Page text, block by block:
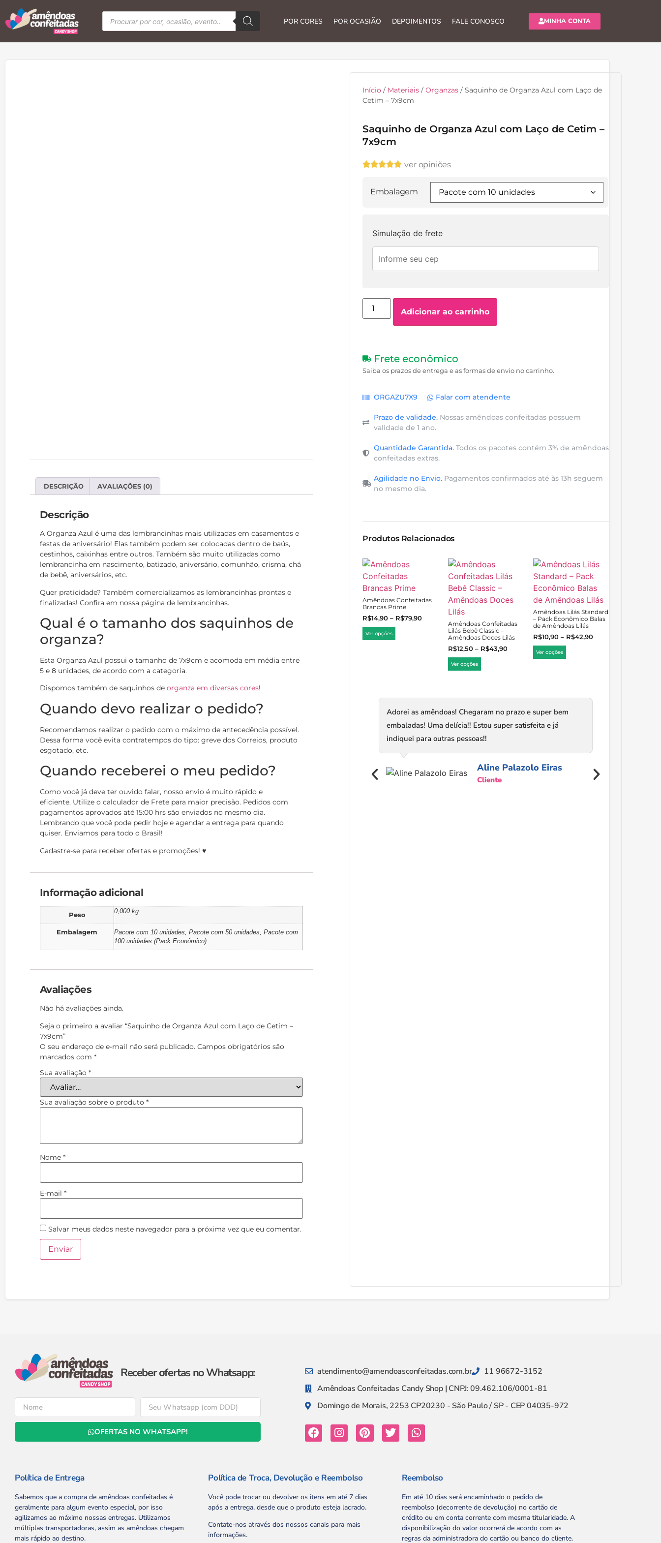
POR CORES POR OCASIÃO DEPOIMENTOS FALE CONOSCO MINHA CONTA
DESCRIÇÃO AVALIAÇÕES (0)
Descrição
A Organza Azul é uma das lembrancinhas mais utilizadas em casamentos e
festas de aniversário! Elas também podem ser colocadas dentro de baús,
cestinhos, caixinhas entre outros. Também são muito utilizadas como
lembrancinha em nascimento, batizado, aniversário, comunhão, crisma, chá
de bebê, aniversários, etc.
Quer praticidade? Também comercializamos as lembrancinhas prontas e
finalizadas! Confira em nossa página de lembrancinhas.
Qual é o tamanho dos saquinhos de
organza?
Esta Organza Azul possui o tamanho de 7x9cm e acomoda em média entre
5 e 8 unidades, de acordo com a categoria.
Dispomos também de saquinhos de organza em diversas cores!
Quando devo realizar o pedido?
Recomendamos realizar o pedido com o máximo de antecedência possível.
Dessa forma você evita contratempos do tipo: greve dos Correios, produto
esgotado, etc.
Quando receberei o meu pedido?
Como você já deve ter ouvido falar, nosso envio é muito rápido e
eficiente. Utilize o calculador de Frete para maior precisão. Pedidos com
pagamentos aprovados até 15:00 hrs são enviados no mesmo dia.
Lembrando que você pode pedir hoje e agendar a entrega para quando
quiser. Enviamos para todo o Brasil!
Cadastre-se para receber ofertas e promoções! ♥
Informação adicional
Peso 0,000 kg
Embalagem
Pacote com 10 unidades, Pacote com 50 unidades, Pacote com
100 unidades (Pack Econômico)
Avaliações
Não há avaliações ainda.
Seja o primeiro a avaliar “Saquinho de Organza Azul com Laço de Cetim –
7x9cm”
O seu endereço de e-mail não será publicado. Campos obrigatórios são
marcados com *
Sua avaliação *
Sua avaliação sobre o produto *
Nome *
E-mail *
Salvar meus dados neste navegador para a próxima vez que eu comentar.
Início / Materiais /Organzas / Saquinho de Organza Azul com Laço de
Cetim – 7x9cm
Saquinho de Organza Azul com Laço de Cetim –
7x9cm
 ver opiniões
Embalagem
Simulação de frete
Adicionar ao carrinho
Frete econômico
Saiba os prazos de entrega e as formas de envio no carrinho.
ORGAZU7X9 Falar com atendente
Prazo de validade.Nossas amêndoas confeitadas possuem
validade de 1 ano.
Quantidade Garantida.Todos os pacotes contém 3% de amêndoas
confeitadas extras.
Agilidade no Envio.Pagamentos confirmados até às 13h seguem
no mesmo dia.
Produtos Relacionados
Amêndoas Confeitadas
Brancas Prime
R$14,90 – R$79,90
Ver opções
Amêndoas Confeitadas
Lilás Bebê Classic –
Amêndoas Doces Lilás
R$12,50 – R$43,90
Ver opções
Amêndoas Lilás Standard
– Pack Econômico Balas
de Amêndoas Lilás
R$10,90 – R$42,90
Ver opções
Adorei as amêndoas! Chegaram no prazo e super bem
embaladas! Uma delícia!! Estou super satisfeita e já
indiquei para outras pessoas!!
Aline Palazolo Eiras
Cliente
Receber ofertas no Whatsapp:
OFERTAS NO WHATSAPP!
atendimento@amendoasconfeitadas.com.br
11 96672-3152
Amêndoas Confeitadas Candy Shop | CNPJ: 09.462.106/0001-81
Domingo de Morais, 2253 CP20230 - São Paulo / SP - CEP 04035-972
Política de Entrega
Sabemos que a compra de amêndoas confeitadas é
geralmente para algum evento especial, por isso
agilizamos ao máximo nossas entregas. Utilizamos
múltiplas transportadoras, assim as amêndoas chegam
mais rápido ao destino.
Política de Troca, Devolução e Reembolso
Você pode trocar ou devolver os itens em até 7 dias
após a entrega, desde que o produto esteja lacrado.
Contate-nos através dos nossos canais para mais
informações.
Reembolso
Em até 10 dias será encaminhado o pedido de
reembolso (decorrente de devolução) no cartão de
crédito ou em conta corrente com mesma titularidade. A
disponibilização do valor ocorrerá de acordo com as
regras da administradora do cartão ou banco do cliente.